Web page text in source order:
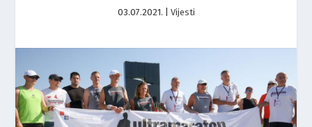
03.07.2021. Vijesti